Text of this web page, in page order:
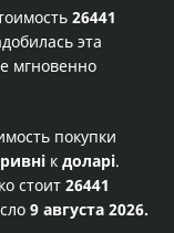
26441
эта
мгновенно
покупки
к доларі.
стоит 26441
9 августа 2026.